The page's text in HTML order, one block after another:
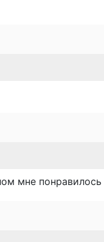
мне понравилось